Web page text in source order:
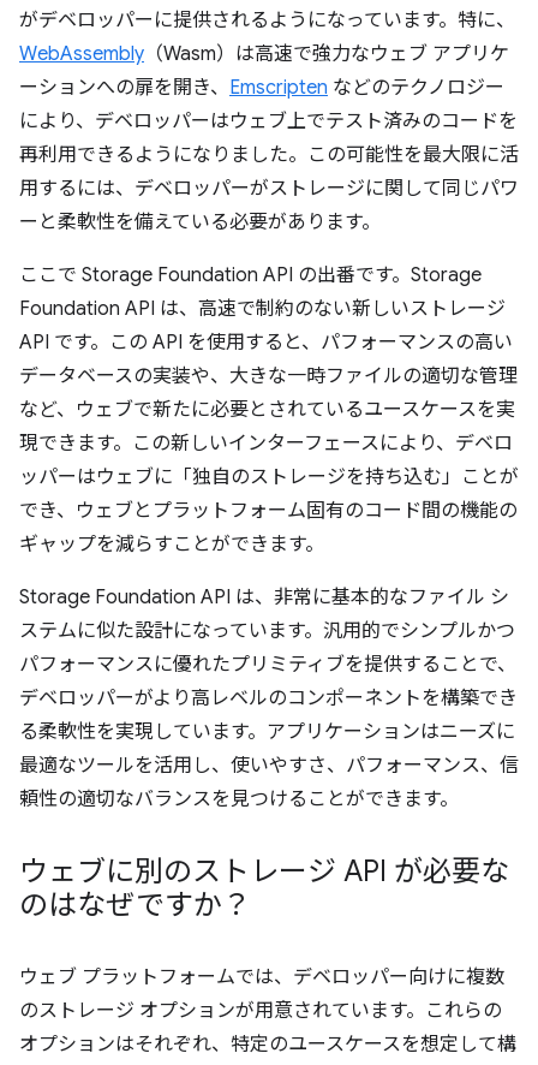
がデベロッパーに提供されるようになっています。特に、
WebAssembly （Wasm）は高速で強力なウェブ アプリケ
ーションへの扉を開き、 Emscripten などのテクノロジー
により、デベロッパーはウェブ上でテスト済みのコードを
再利用できるようになりました。この可能性を最大限に活
用するには、デベロッパーがストレージに関して同じパワ
ーと柔軟性を備えている必要があります。
ここで Storage Foundation API の出番です。Storage
Foundation API は、高速で制約のない新しいストレージ
API です。この API を使用すると、パフォーマンスの高い
データベースの実装や、大きな一時ファイルの適切な管理
など、ウェブで新たに必要とされているユースケースを実
現できます。この新しいインターフェースにより、デベロ
ッパーはウェブに「独自のストレージを持ち込む」ことが
でき、ウェブとプラットフォーム固有のコード間の機能の
ギャップを減らすことができます。
Storage Foundation API は、非常に基本的なファイル シ
ステムに似た設計になっています。汎用的でシンプルかつ
パフォーマンスに優れたプリミティブを提供することで、
デベロッパーがより高レベルのコンポーネントを構築でき
る柔軟性を実現しています。アプリケーションはニーズに
最適なツールを活用し、使いやすさ、パフォーマンス、信
頼性の適切なバランスを見つけることができます。
ウェブに別のストレージ API が必要な
のはなぜですか？
ウェブ プラットフォームでは、デベロッパー向けに複数
のストレージ オプションが用意されています。これらの
オプションはそれぞれ、特定のユースケースを想定して構